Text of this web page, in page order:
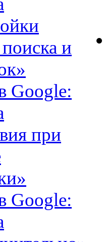
и
Google:
при
Google: